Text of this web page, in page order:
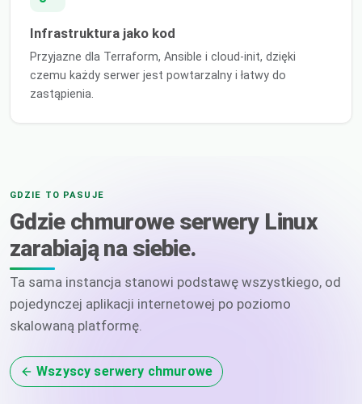
Infrastruktura jako kod
Przyjazne dla Terraform, Ansible i cloud-init, dzięki
czemu każdy serwer jest powtarzalny i łatwy do
zastąpienia.
GDZIE TO PASUJE
Gdzie chmurowe serwery Linux
zarabiają na siebie.
Ta sama instancja stanowi podstawę wszystkiego, od
pojedynczej aplikacji internetowej po poziomo
skalowaną platformę.
Wszyscy serwery chmurowe